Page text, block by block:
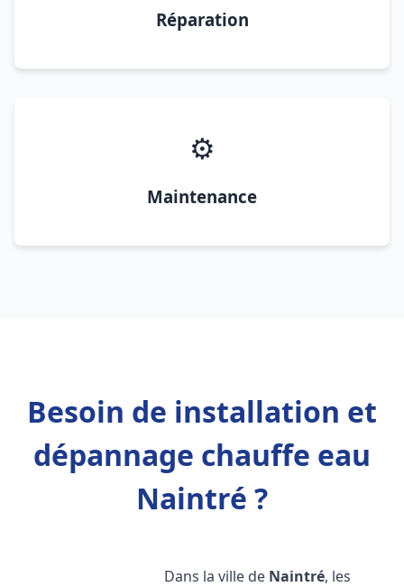
Réparation
⚙️
Maintenance
Besoin de installation et
dépannage chauffe eau
Naintré ?
Dans la ville de Naintré, les